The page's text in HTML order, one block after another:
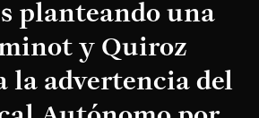
planteando una
y Quiroz
la advertencia del